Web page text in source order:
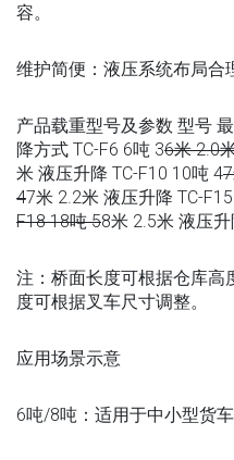
容。
维护简便：液压系统布局合
产品载重型号及参数 型号
降方式 TC-F6 6吨 36米 2.0
米 液压升降 TC-F10 10吨 4
47米 2.2米 液压升降 TC-
F18 18吨 58米 2.5米 液压升
注：桥面长度可根据仓库高
度可根据叉车尺寸调整。
应用场景示意
6吨/8吨：适用于中小型货车